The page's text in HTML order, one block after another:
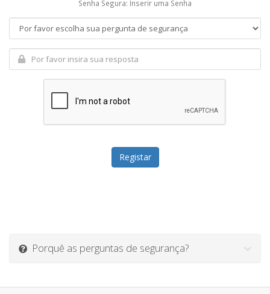
Senha Segura: Inserir uma Senha
Porquê as perguntas de segurança?